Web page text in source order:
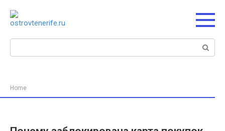
контенту
Поиск:
Home